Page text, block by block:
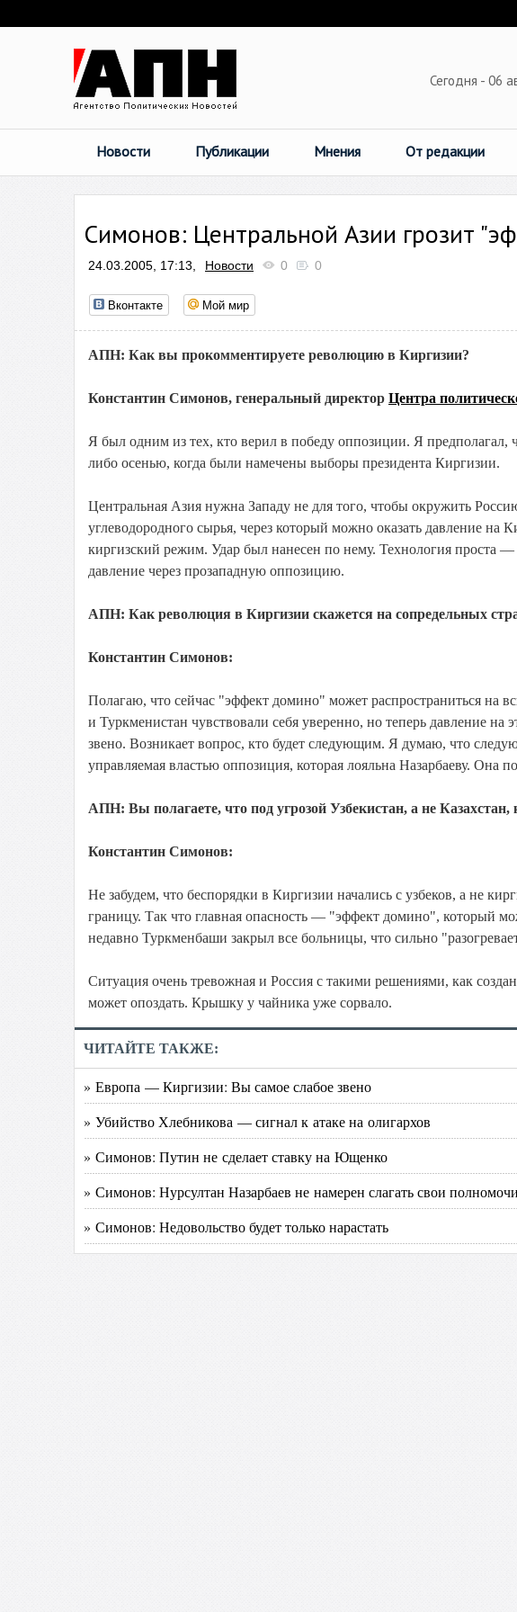
Сегодня - 06
Новости Публикации Мнения От редакции
Симонов: Центральной Азии грозит
24.03.2005, 17:13, Новости 0 0
Вконтакте Мой мир
АПН: Как вы прокомментируете революцию в Киргизии?
Константин Симонов, генеральный директор Центра
Я был одним из тех, кто верил в победу оппозиции. Я
либо осенью, когда были намечены выборы президента Киргизии.
Центральная Азия нужна Западу не для того, чтобы окружить
углеводородного сырья, через который можно оказать давление
киргизский режим. Удар был нанесен по нему. Технология проста
давление через прозападную оппозицию.
АПН: Как революция в Киргизии скажется на сопредельных
Константин Симонов:
Полагаю, что сейчас "эффект домино" может распространиться на
и Туркменистан чувствовали себя уверенно, но теперь давление
звено. Возникает вопрос, кто будет следующим. Я думаю, что
управляемая властью оппозиция, которая лояльна Назарбаеву. Она
АПН: Вы полагаете, что под угрозой Узбекистан, а не Казахстан,
Константин Симонов:
Не забудем, что беспорядки в Киргизии начались с узбеков, а не
границу. Так что главная опасность — "эффект домино", который
недавно Туркменбаши закрыл все больницы, что сильно
Ситуация очень тревожная и Россия с такими решениями, как
может опоздать. Крышку у чайника уже сорвало.
ЧИТАЙТЕ ТАКЖЕ:
» Европа — Киргизии: Вы самое слабое звено
» Убийство Хлебникова — сигнал к атаке на олигархов
» Симонов: Путин не сделает ставку на Ющенко
» Симонов: Нурсултан Назарбаев не намерен слагать свои
» Симонов: Недовольство будет только нарастать